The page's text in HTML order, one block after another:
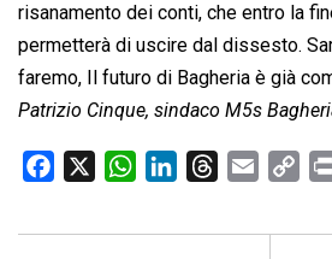
risanamento dei conti, che entro la
permetterà di uscire dal dissesto.
faremo, Il futuro di Bagheria è già
Patrizio Cinque, sindaco M5s
c
W
a
n
r
a
p